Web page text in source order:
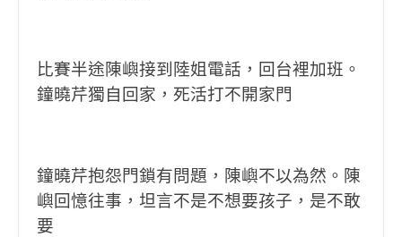
比賽半途陳嶼接到陸姐電話，回台裡加班。
鐘曉芹獨自回家，死活打不開家門
鐘曉芹抱怨門鎖有問題，陳嶼不以為然。陳
嶼回憶往事，坦言不是不想要孩子，是不敢
要